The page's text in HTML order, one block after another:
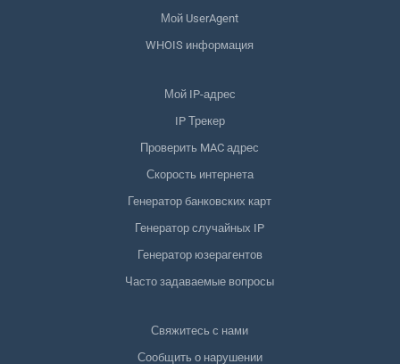
Мой UserAgent
WHOIS информация
Мой IP-адрес
IP Трекер
Проверить MAC адрес
Скорость интернета
Генератор банковских карт
Генератор случайных IP
Генератор юзерагентов
Часто задаваемые вопросы
Свяжитесь с нами
Сообщить о нарушении